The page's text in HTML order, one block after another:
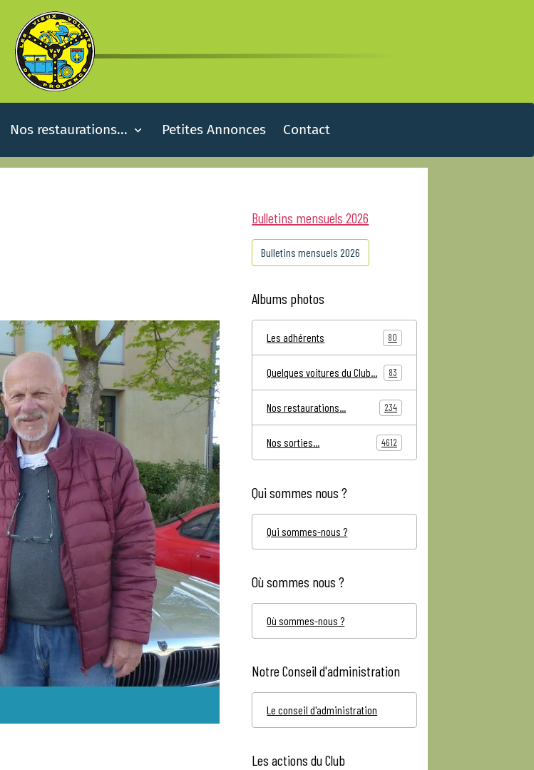
Nos restaurations... Petites Annonces Contact
Bulletins mensuels 2026
Bulletins mensuels 2026
Albums photos
Les adhérents 80
Quelques voitures du Club... 83
Nos restaurations... 234
Nos sorties... 4612
Qui sommes nous ?
Qui sommes-nous ?
Où sommes nous ?
Où sommes-nous ?
Notre Conseil d'administration
Le conseil d'administration
Les actions du Club